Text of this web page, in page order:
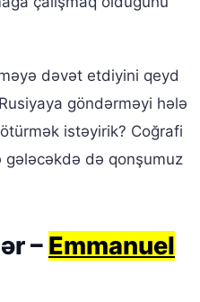
dəvət etdiyini qeyd
göndərməyi hələ
istəyirik? Coğrafi
gələcəkdə də qonşumuz
– Emmanuel